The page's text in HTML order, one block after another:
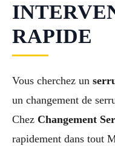
RAPIDE
Vous cherchez un
un changement de
Chez Changement
rapidement dans tout